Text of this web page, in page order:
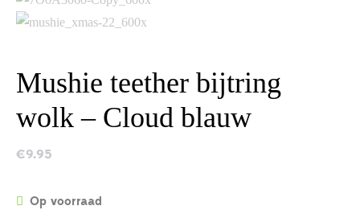
Mushie teether bijtring
wolk – Cloud blauw
€9.95
Op voorraad